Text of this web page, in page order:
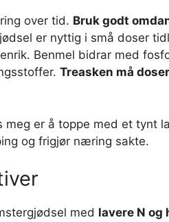
over tid. Bruk godt
er nyttig i små doser
Benmel bidrar med
Treasken må
er å toppe med et tynt
og frigjør næring sakte.
med lavere N og